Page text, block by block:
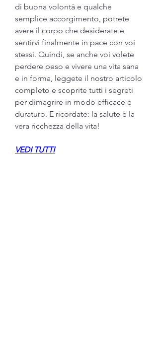
di buona volontà e qualche
semplice accorgimento, potrete
avere il corpo che desiderate e
sentirvi finalmente in pace con voi
stessi. Quindi, se anche voi volete
perdere peso e vivere una vita sana
e in forma, leggete il nostro articolo
completo e scoprite tutti i segreti
per dimagrire in modo efficace e
duraturo. E ricordate: la salute è la
vera ricchezza della vita!
VEDI TUTTI